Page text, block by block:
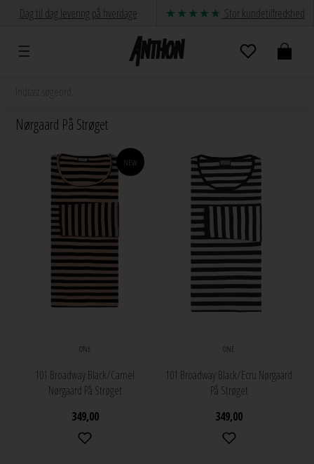
Dag til dag levering på hverdage Stor kundetilfredshed
Nørgaard På Strøget
NEW
ONE
101 Broadway Black/Camel
Nørgaard På Strøget
349,00
ONE
101 Broadway Black/Ecru Nørgaard
På Strøget
349,00